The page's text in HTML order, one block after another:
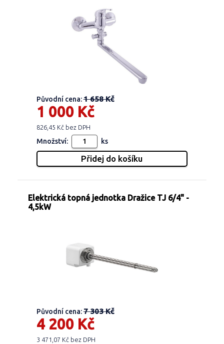
Původní cena:1 658 Kč
1 000 Kč
826,45 Kč bez DPH
Množství: ks
Elektrická topná jednotka Dražice TJ 6/4" -
4,5kW
Původní cena:7 303 Kč
4 200 Kč
3 471,07 Kč bez DPH